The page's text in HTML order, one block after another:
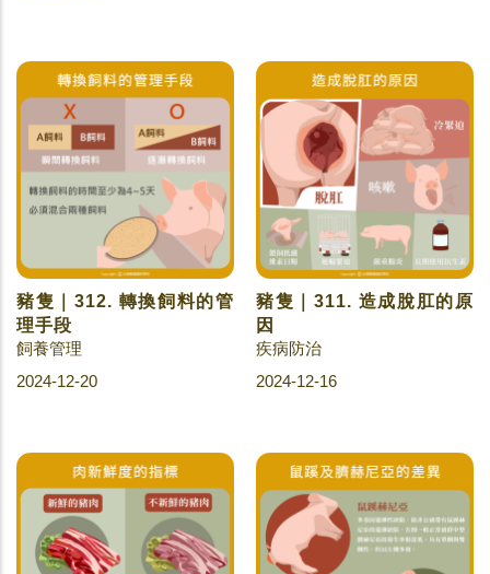
豬隻｜312. 轉換飼料的管
理手段
飼養管理
2024-12-20
豬隻｜311. 造成脫肛的原
因
疾病防治
2024-12-16